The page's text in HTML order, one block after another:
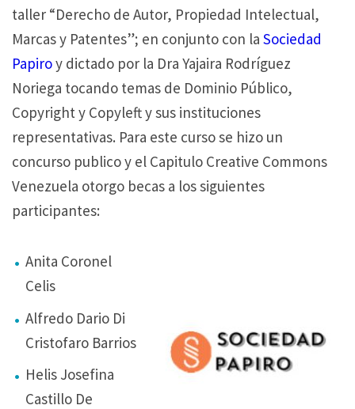
taller “Derecho de Autor, Propiedad Intelectual,
Marcas y Patentes”; en conjunto con la Sociedad
Papiroy dictado por la Dra Yajaira Rodríguez
Noriega tocando temas de Dominio Público,
Copyright y Copyleft y sus instituciones
representativas. Para este curso se hizo un
concurso publico y el Capitulo Creative Commons
Venezuela otorgo becas a los siguientes
participantes:
Anita Coronel
Celis
Alfredo Dario Di
Cristofaro Barrios
Helis Josefina
Castillo De